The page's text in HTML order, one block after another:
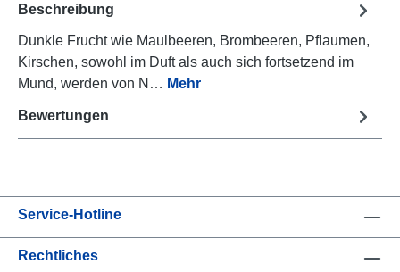
Beschreibung
Dunkle Frucht wie Maulbeeren, Brombeeren, Pflaumen,
Kirschen, sowohl im Duft als auch sich fortsetzend im
Mund, werden von N… Mehr
Bewertungen
Service-Hotline
Rechtliches